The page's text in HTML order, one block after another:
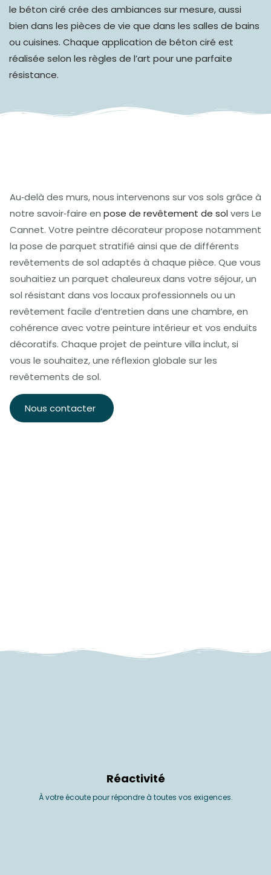
le béton ciré crée des ambiances sur mesure, aussi
bien dans les pièces de vie que dans les salles de bains
ou cuisines. Chaque application de béton ciré est
réalisée selon les règles de l’art pour une parfaite
résistance.
Au‑delà des murs, nous intervenons sur vos sols grâce à
notre savoir‑faire en pose de revêtement de solvers Le
Cannet. Votre peintre décorateur propose notamment
la pose de parquet stratifié ainsi que de différents
revêtements de sol adaptés à chaque pièce. Que vous
souhaitiez un parquet chaleureux dans votre séjour, un
sol résistant dans vos locaux professionnels ou un
revêtement facile d’entretien dans une chambre, en
cohérence avec votre peinture intérieur et vos enduits
décoratifs. Chaque projet de peinture villa inclut, si
vous le souhaitez, une réflexion globale sur les
revêtements de sol.
Nous contacter
Réactivité
À votre écoute pour répondre à toutes vos exigences.